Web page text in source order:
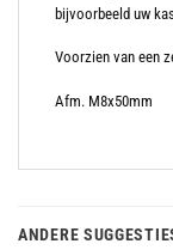
bijvoorbeeld uw
Voorzien van een
Afm. M8x50mm
ANDERE